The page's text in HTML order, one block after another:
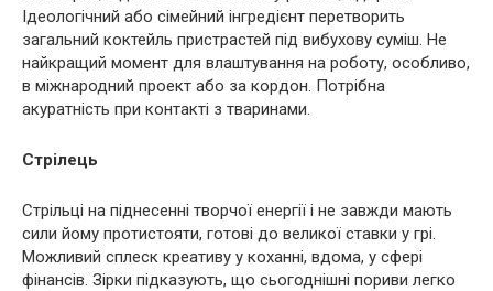
Ідеологічний або сімейний інгредієнт перетворить
загальний коктейль пристрастей під вибухову суміш. Не
найкращий момент для влаштування на роботу, особливо,
в міжнародний проект або за кордон. Потрібна
акуратність при контакті з тваринами.
Стрілець
Стрільці на піднесенні творчої енергії і не завжди мають
сили йому протистояти, готові до великої ставки у грі.
Можливий сплеск креативу у коханні, вдома, у сфері
фінансів. Зірки підказують, що сьогоднішні пориви легко